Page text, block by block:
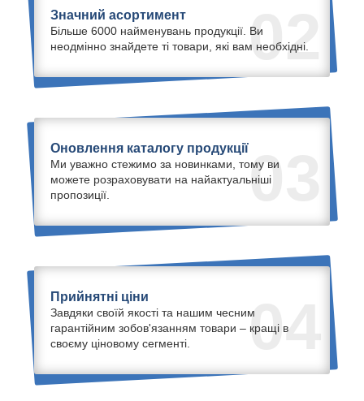
02
Значний асортимент
Більше 6000 найменувань продукції. Ви
неодмінно знайдете ті товари, які вам необхідні.
03
Оновлення каталогу продукції
Ми уважно стежимо за новинками, тому ви
можете розраховувати на найактуальніші
пропозиції.
04
Прийнятні ціни
Завдяки своїй якості та нашим чесним
гарантійним зобов'язанням товари – кращі в
своєму ціновому сегменті.